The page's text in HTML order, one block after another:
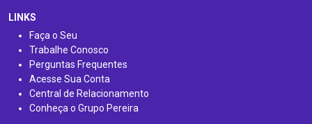
LINKS
Faça o Seu
Trabalhe Conosco
Perguntas Frequentes
Acesse Sua Conta
Central de Relacionamento
Conheça o Grupo Pereira